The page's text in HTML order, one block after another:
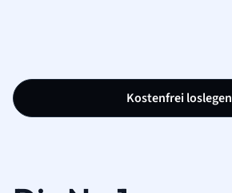
Kostenfrei loslegen